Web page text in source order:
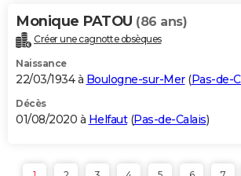
Monique PATOU (86 ans)
Créer une cagnotte obsèques
Naissance
22/03/1934 à Boulogne-sur-Mer(Pas-de-
Décès
01/08/2020 à Helfaut(Pas-de-Calais)